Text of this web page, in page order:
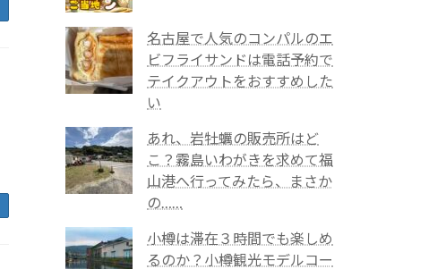
名古屋で人気のコンパルのエ
ビフライサンドは電話予約で
テイクアウトをおすすめした
い
あれ、岩牡蠣の販売所はど
こ？霧島いわがきを求めて福
山港へ行ってみたら、まさか
の……
小樽は滞在３時間でも楽しめ
るのか？小樽観光モデルコー